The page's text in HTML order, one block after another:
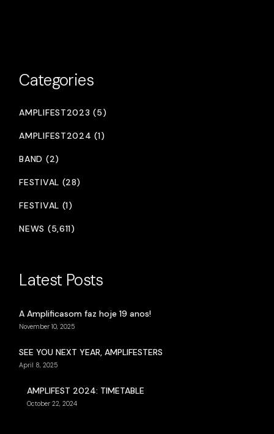
Categories
AMPLIFEST2023 (5)
AMPLIFEST2024 (1)
BAND (2)
FESTIVAL (28)
FESTIVAL (1)
NEWS (5,611)
Latest Posts
A Amplificasom faz hoje 19 anos!
November 10, 2025
SEE YOU NEXT YEAR, AMPLIFESTERS
April 8, 2025
AMPLIFEST 2024: TIMETABLE
October 22, 2024